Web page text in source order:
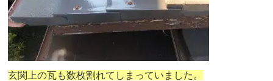
玄関上の瓦も数枚割れてしまっていました。